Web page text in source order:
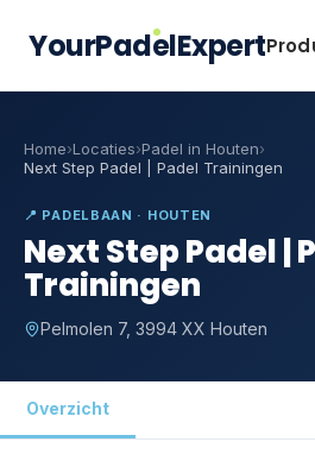
YourPadelExpert
Home›Locaties›Padel in Houten›
Next Step Padel | Padel Trainingen
📍 PADELBAAN · HOUTEN
Next Step Padel |
Trainingen
Pelmolen 7, 3994 XX Houten
Overzicht